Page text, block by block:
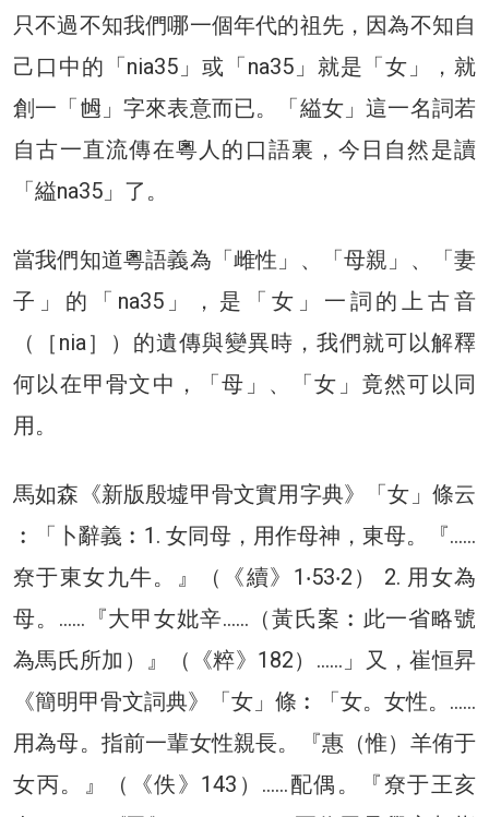
只不過不知我們哪一個年代的祖先，因為不知自
己口中的「nia35」或「na35」就是「女」，就
創一「乸」字來表意而已。「縊女」這一名詞若
自古一直流傳在粵人的口語裏，今日自然是讀
「縊na35」了。
當我們知道粵語義為「雌性」、「母親」、「妻
子」的「na35」，是「女」一詞的上古音
（［nia］）的遺傳與變異時，我們就可以解釋
何以在甲骨文中，「母」、「女」竟然可以同
用。
馬如森《新版殷墟甲骨文實用字典》「女」條云
︰「卜辭義︰1. 女同母，用作母神，東母。『……
尞于東女九牛。』（《續》1‧53‧2） 2. 用女為
母。……『大甲女妣辛……（黃氏案︰此一省略號
為馬氏所加）』（《粹》182）……」又，崔恒昇
《簡明甲骨文詞典》「女」條︰「女。女性。……
用為母。指前一輩女性親長。『惠（惟）羊侑于
女丙。』（《佚》143）……配偶。『尞于王亥